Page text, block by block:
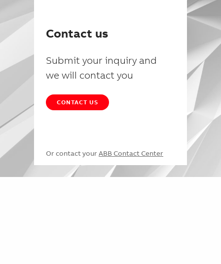
Contact us
Submit your inquiry and
we will contact you
CONTACT US
Or contact your ABB Contact Center